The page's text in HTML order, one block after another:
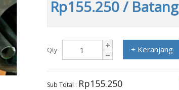
Rp155.250/ Batang
Qty + Keranjang
Sub Total : Rp155.250